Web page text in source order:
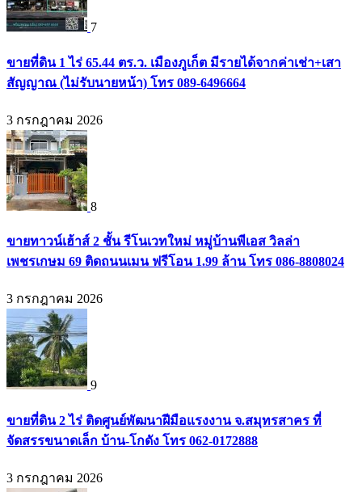
7
ขายที่ดิน 1 ไร่ 65.44 ตร.ว. เมืองภูเก็ต มีรายได้จากค่าเช่า+เสา
สัญญาณ (ไม่รับนายหน้า) โทร 089-6496664
3 กรกฎาคม 2026
8
ขายทาวน์เฮ้าส์ 2 ชั้น รีโนเวทใหม่ หมู่บ้านพีเอส วิลล่า
เพชรเกษม 69 ติดถนนเมน ฟรีโอน 1.99 ล้าน โทร 086-8808024
3 กรกฎาคม 2026
9
ขายที่ดิน 2 ไร่ ติดศูนย์พัฒนาฝีมือแรงงาน จ.สมุทรสาคร ที่
จัดสรรขนาดเล็ก บ้าน-โกดัง โทร 062-0172888
3 กรกฎาคม 2026